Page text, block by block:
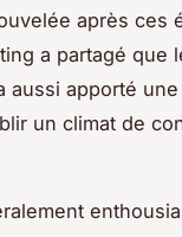
après ces
a partagé que
aussi apporté
un climat de